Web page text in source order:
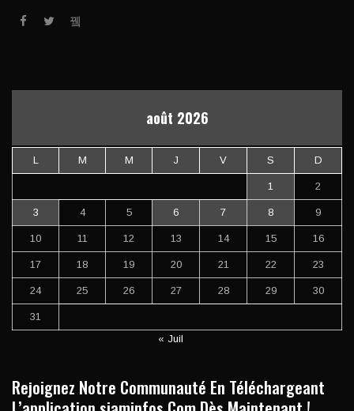
août 2026
L M M J V S D
1 2
3 4 5 6 7 8 9
10 11 12 13 14 15 16
17 18 19 20 21 22 23
24 25 26 27 28 29 30
31
« Juil
Rejoignez Notre Communauté En Téléchargeant